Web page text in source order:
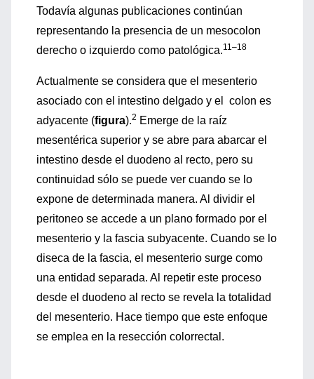
Todavía algunas publicaciones continúan
representando la presencia de un mesocolon
derecho o izquierdo como patológica.11–18
Actualmente se considera que el mesenterio
asociado con el intestino delgado y el colon es
adyacente (figura).2 Emerge de la raíz
mesentérica superior y se abre para abarcar el
intestino desde el duodeno al recto, pero su
continuidad sólo se puede ver cuando se lo
expone de determinada manera. Al dividir el
peritoneo se accede a un plano formado por el
mesenterio y la fascia subyacente. Cuando se lo
diseca de la fascia, el mesenterio surge como
una entidad separada. Al repetir este proceso
desde el duodeno al recto se revela la totalidad
del mesenterio. Hace tiempo que este enfoque
se emplea en la resección colorrectal.